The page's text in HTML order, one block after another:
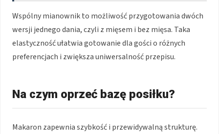
Wspólny mianownik to możliwość przygotowania dwóch
wersji jednego dania, czyli z mięsem i bez mięsa. Taka
elastyczność ułatwia gotowanie dla gości o różnych
preferencjach i zwiększa uniwersalność przepisu.
Na czym oprzeć bazę posiłku?
Makaron zapewnia szybkość i przewidywalną strukturę.